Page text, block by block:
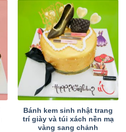
Bánh kem sinh nhật trang
trí giày và túi xách nền mạ
vàng sang chảnh